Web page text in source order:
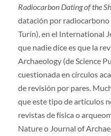
Radiocarbon Dating of the
datación por radiocarbono
Turín), en el International
que nadie dice es que la
Archaeology (de Science
cuestionada en círculos
de revisión por pares.
que este tipo de artículos
revistas de física o
Nature o Journal of